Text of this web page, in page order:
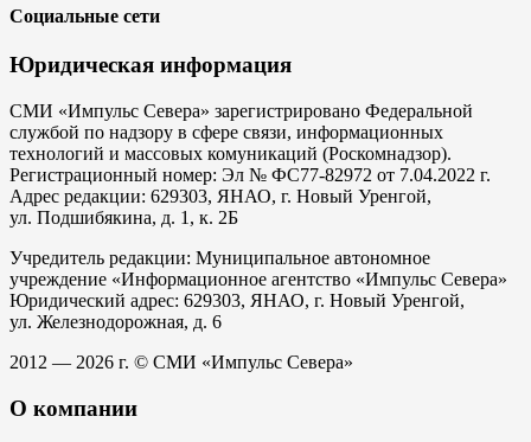
Социальные сети
Юридическая информация
СМИ «Импульс Севера» зарегистрировано Федеральной
службой по надзору в сфере связи, информационных
технологий и массовых комуникаций (Роскомнадзор).
Регистрационный номер: Эл № ФС77-82972 от 7.04.2022 г.
Адрес редакции: 629303, ЯНАО, г. Новый Уренгой,
ул. Подшибякина, д. 1, к. 2Б
Учредитель редакции: Муниципальное автономное
учреждение «Информационное агентство «Импульс Севера»
Юридический адрес: 629303, ЯНАО, г. Новый Уренгой,
ул. Железнодорожная, д. 6
2012 — 2026 г. © СМИ «Импульс Севера»
О компании